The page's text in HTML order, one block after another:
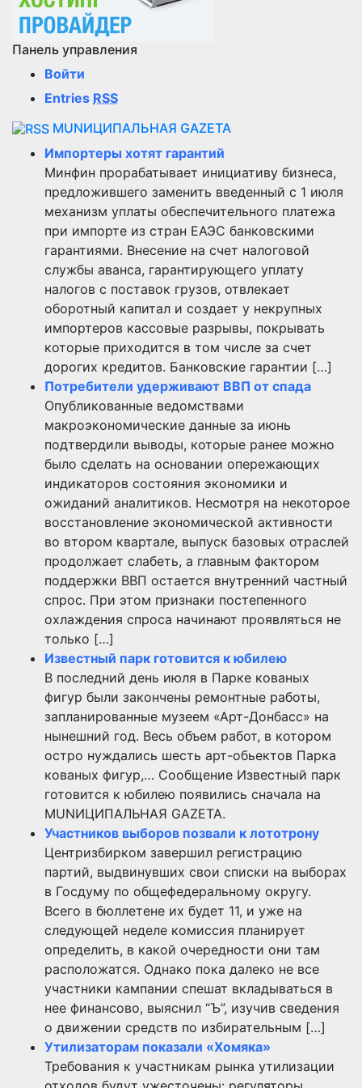
Панель управления
Войти
Entries RSS
MUNИЦИПАЛЬНАЯ GAZЕТА
Импортеры хотят гарантий
Минфин прорабатывает инициативу бизнеса,
предложившего заменить введенный с 1 июля
механизм уплаты обеспечительного платежа
при импорте из стран ЕАЭС банковскими
гарантиями. Внесение на счет налоговой
службы аванса, гарантирующего уплату
налогов с поставок грузов, отвлекает
оборотный капитал и создает у некрупных
импортеров кассовые разрывы, покрывать
которые приходится в том числе за счет
дорогих кредитов. Банковские гарантии […]
Потребители удерживают ВВП от спада
Опубликованные ведомствами
макроэкономические данные за июнь
подтвердили выводы, которые ранее можно
было сделать на основании опережающих
индикаторов состояния экономики и
ожиданий аналитиков. Несмотря на некоторое
восстановление экономической активности
во втором квартале, выпуск базовых отраслей
продолжает слабеть, а главным фактором
поддержки ВВП остается внутренний частный
спрос. При этом признаки постепенного
охлаждения спроса начинают проявляться не
только […]
Известный парк готовится к юбилею
В последний день июля в Парке кованых
фигур были закончены ремонтные работы,
запланированные музеем «Арт-Донбасс» на
нынешний год. Весь объем работ, в котором
остро нуждались шесть арт-обьектов Парка
кованых фигур,… Сообщение Известный парк
готовится к юбилею появились сначала на
MUNИЦИПАЛЬНАЯ GAZЕТА.
Участников выборов позвали к лототрону
Центризбирком завершил регистрацию
партий, выдвинувших свои списки на выборах
в Госдуму по общефедеральному округу.
Всего в бюллетене их будет 11, и уже на
следующей неделе комиссия планирует
определить, в какой очередности они там
расположатся. Однако пока далеко не все
участники кампании спешат вкладываться в
нее финансово, выяснил “Ъ”, изучив сведения
о движении средств по избирательным […]
Утилизаторам показали «Хомяка»
Требования к участникам рынка утилизации